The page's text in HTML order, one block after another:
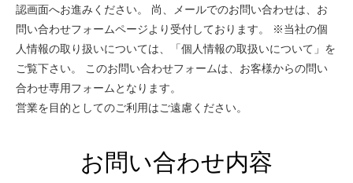
認画面へお進みください。 尚、メールでのお問い合わせは、お
問い合わせフォームページより受付しております。 ※当社の個
人情報の取り扱いについては、「個人情報の取扱いについて」を
ご覧下さい。 このお問い合わせフォームは、お客様からの問い
合わせ専用フォームとなります。
営業を目的としてのご利用はご遠慮ください。